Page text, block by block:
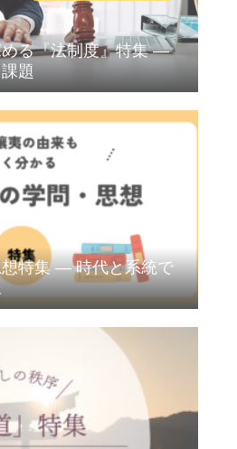
る『法制度』特集 ―
題
特集 ― 時代と系統で